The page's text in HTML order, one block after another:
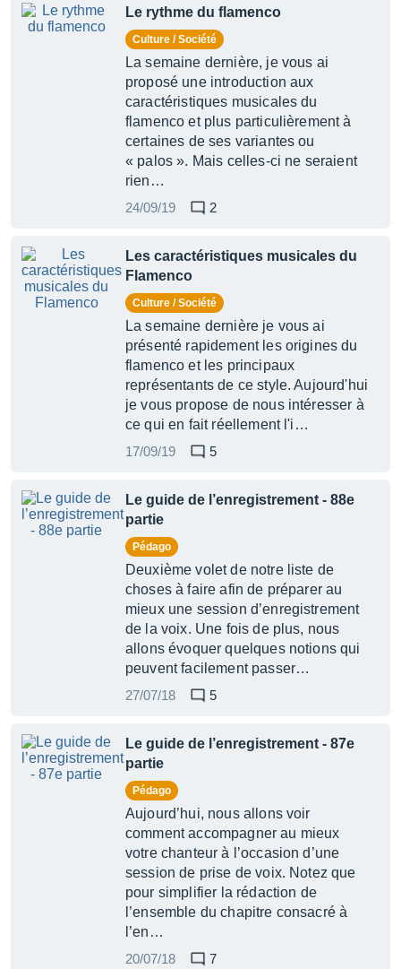
Le rythme du flamenco
Culture / Société
La semaine dernière, je vous ai
proposé une introduction aux
caractéristiques musicales du
flamenco et plus particulièrement à
certaines de ses variantes ou
« palos ». Mais celles-ci ne seraient
rien…
24/09/19
2
Les caractéristiques musicales du
Flamenco
Culture / Société
La semaine dernière je vous ai
présenté rapidement les origines du
flamenco et les principaux
représentants de ce style. Aujourd'hui
je vous propose de nous intéresser à
ce qui en fait réellement l'i…
17/09/19
5
Le guide de l’enregistrement - 88e
partie
Pédago
Deuxième volet de notre liste de
choses à faire afin de préparer au
mieux une session d’enregistrement
de la voix. Une fois de plus, nous
allons évoquer quelques notions qui
peuvent facilement passer…
27/07/18
5
Le guide de l’enregistrement - 87e
partie
Pédago
Aujourd’hui, nous allons voir
comment accompagner au mieux
votre chanteur à l’occasion d’une
session de prise de voix. Notez que
pour simplifier la rédaction de
l’ensemble du chapitre consacré à
l’en…
20/07/18
7